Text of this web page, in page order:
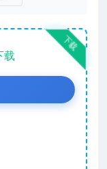
下载
载